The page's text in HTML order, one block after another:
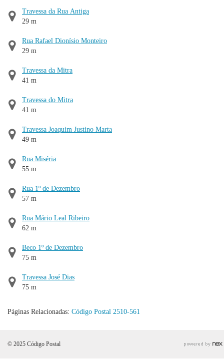
Travessa da Rua Antiga
29 m
Rua Rafael Dionísio Monteiro
29 m
Travessa da Mitra
41 m
Travessa do Mitra
41 m
Travessa Joaquim Justino Marta
49 m
Rua Miséria
55 m
Rua 1º de Dezembro
57 m
Rua Mário Leal Ribeiro
62 m
Beco 1º de Dezembro
75 m
Travessa José Dias
75 m
Páginas Relacionadas: Código Postal 2510-561
© 2025 Código Postal